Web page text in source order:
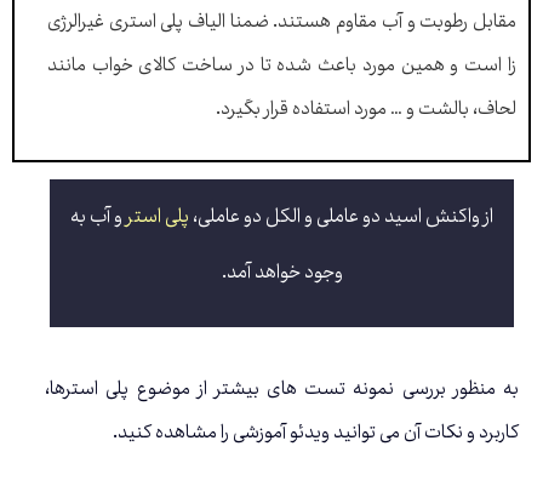
مقابل رطوبت و آب مقاوم هستند. ضمنا الیاف پلی استری غیرالرژی
زا است و همین مورد باعث شده تا در ساخت کالای خواب مانند
لحاف، بالشت و … مورد استفاده قرار بگیرد.
از واکنش اسید دو عاملی و الکل دو عاملی،پلی استرو آب به
وجود خواهد آمد.
به منظور بررسی نمونه تست های بیشتر از موضوع پلی استرها،
کاربرد و نکات آن می توانید ویدئو آموزشی را مشاهده کنید.